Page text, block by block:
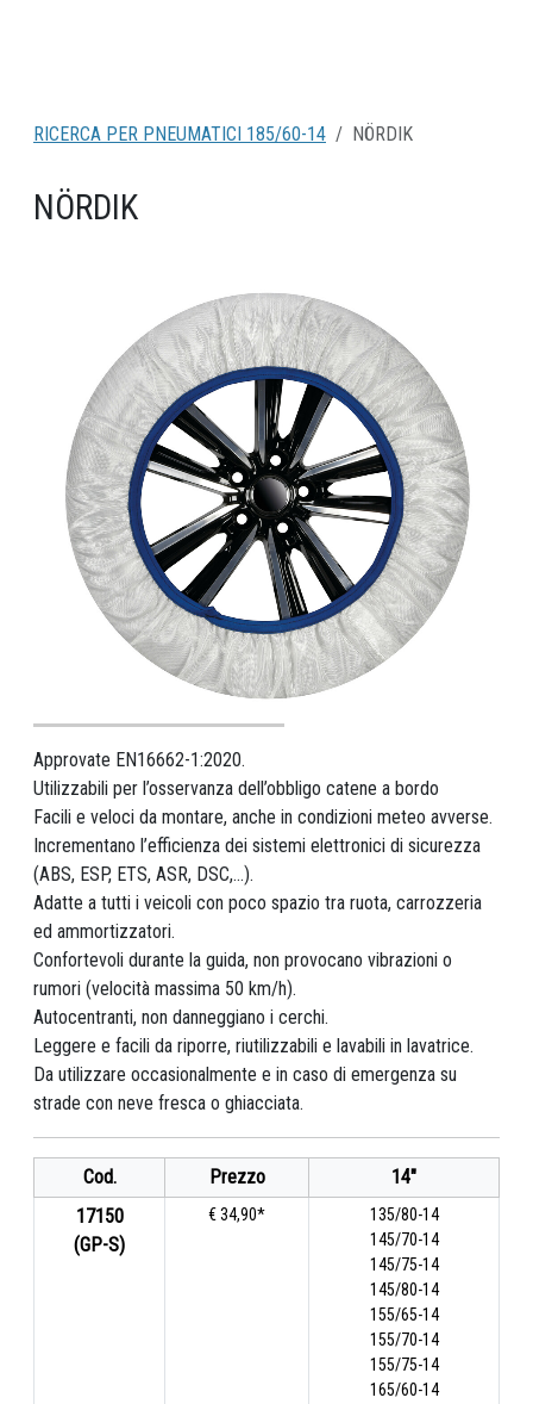
RICERCA PER PNEUMATICI 185/60-14 NÖRDIK
NÖRDIK
Approvate EN16662-1:2020.
Utilizzabili per l’osservanza dell’obbligo catene a bordo
Facili e veloci da montare, anche in condizioni meteo avverse.
Incrementano l’efficienza dei sistemi elettronici di sicurezza
(ABS, ESP, ETS, ASR, DSC,...).
Adatte a tutti i veicoli con poco spazio tra ruota, carrozzeria
ed ammortizzatori.
Confortevoli durante la guida, non provocano vibrazioni o
rumori (velocità massima 50 km/h).
Autocentranti, non danneggiano i cerchi.
Leggere e facili da riporre, riutilizzabili e lavabili in lavatrice.
Da utilizzare occasionalmente e in caso di emergenza su
strade con neve fresca o ghiacciata.
Cod. Prezzo
14"
17150
(GP-S)
€ 34,90*
135/80-14
145/70-14
145/75-14
145/80-14
155/65-14
155/70-14
155/75-14
165/60-14